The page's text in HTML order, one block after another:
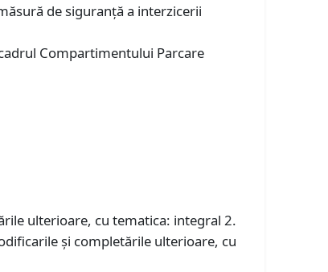
de siguranță a interzicerii
Compartimentului Parcare
ulterioare, cu tematica: integral 2.
și completările ulterioare, cu